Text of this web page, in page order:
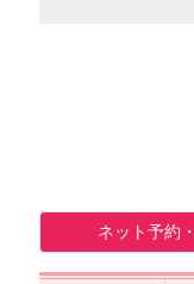
ネット予約